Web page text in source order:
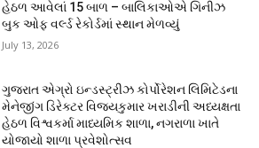
હેઠળ આવેલાં 15 બાળ – બાલિકાઓએ ગિનીઝ
બુક ઓફ વર્લ્ડ રેકોર્ડમાં સ્થાન મેળવ્યું
July 13, 2026
ગુજરાત એગ્રો ઇન્ડસ્ટ્રીઝ કોર્પોરેશન લિમિટેડના
મેનેજીંગ ડિરેક્ટર વિજયકુમાર ખરાડીની અધ્યક્ષતા
હેઠળ વિશ્વકર્મા માધ્યમિક શાળા, નગરાળા ખાતે
યોજાયો શાળા પ્રવેશોત્સવ